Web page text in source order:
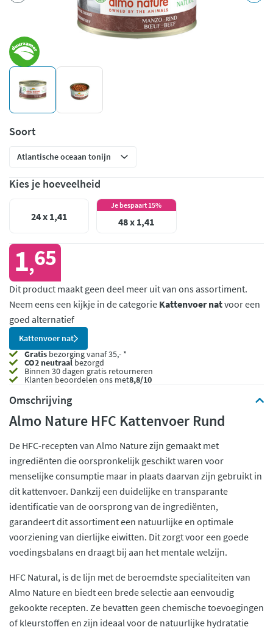
Soort
Kies je hoeveelheid
24 x 1,41
Je bespaart 15%
48 x 1,41
1,65
Dit product maakt geen deel meer uit van ons assortiment.
Neem eens een kijkje in de categorie Kattenvoer natvoor een
goed alternatief
Kattenvoer nat
Gratis bezorging vanaf 35,- *
CO2 neutraalbezorgd
Binnen 30 dagen gratis retourneren
Klanten beoordelen ons met8,8/10
Omschrijving
Almo Nature HFC Kattenvoer Rund
De HFC-recepten van Almo Nature zijn gemaakt met
ingrediënten die oorspronkelijk geschikt waren voor
menselijke consumptie maar in plaats daarvan zijn gebruikt in
dit kattenvoer. Dankzij een duidelijke en transparante
identificatie van de oorsprong van de ingrediënten,
garandeert dit assortiment een natuurlijke en optimale
voorziening van dierlijke eiwitten. Dit zorgt voor een goede
voedingsbalans en draagt bij aan het mentale welzijn.
HFC Natural, is de lijn met de beroemdste specialiteiten van
Almo Nature en biedt een brede selectie aan eenvoudig
gekookte recepten. Ze bevatten geen chemische toevoegingen
of kleurstoffen en zijn ideaal voor de natuurlijke hydratatie